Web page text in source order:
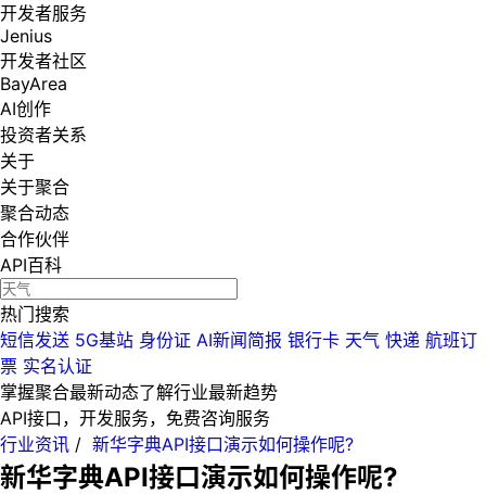
开发者服务
Jenius
开发者社区
BayArea
AI创作
投资者关系
关于
关于聚合
聚合动态
合作伙伴
API百科
热门搜索
短信发送 5G基站 身份证 AI新闻简报 银行卡 天气 快递 航班订
票 实名认证
掌握聚合最新动态了解行业最新趋势
API接口，开发服务，免费咨询服务
行业资讯 / 新华字典API接口演示如何操作呢?
新华字典API接口演示如何操作呢?